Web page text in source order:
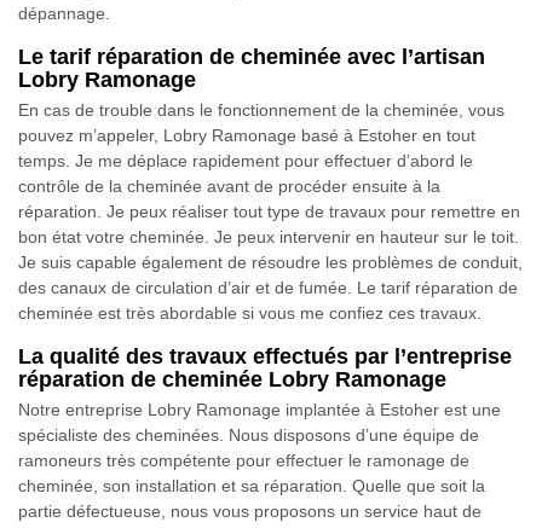
dépannage.
Le tarif réparation de cheminée avec l’artisan
Lobry Ramonage
En cas de trouble dans le fonctionnement de la cheminée, vous
pouvez m’appeler, Lobry Ramonage basé à Estoher en tout
temps. Je me déplace rapidement pour effectuer d’abord le
contrôle de la cheminée avant de procéder ensuite à la
réparation. Je peux réaliser tout type de travaux pour remettre en
bon état votre cheminée. Je peux intervenir en hauteur sur le toit.
Je suis capable également de résoudre les problèmes de conduit,
des canaux de circulation d’air et de fumée. Le tarif réparation de
cheminée est très abordable si vous me confiez ces travaux.
La qualité des travaux effectués par l’entreprise
réparation de cheminée Lobry Ramonage
Notre entreprise Lobry Ramonage implantée à Estoher est une
spécialiste des cheminées. Nous disposons d’une équipe de
ramoneurs très compétente pour effectuer le ramonage de
cheminée, son installation et sa réparation. Quelle que soit la
partie défectueuse, nous vous proposons un service haut de